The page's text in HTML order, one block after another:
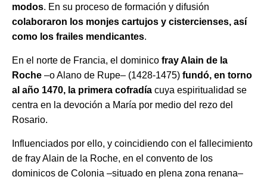
modos. En su proceso de formación y difusión
colaboraron los monjes cartujos y cistercienses, así
como los frailes mendicantes.
En el norte de Francia, el dominico fray Alain de la
Roche –o Alano de Rupe– (1428-1475) fundó, en torno
al año 1470, la primera cofradía cuya espiritualidad se
centra en la devoción a María por medio del rezo del
Rosario.
Influenciados por ello, y coincidiendo con el fallecimiento
de fray Alain de la Roche, en el convento de los
dominicos de Colonia –situado en plena zona renana–